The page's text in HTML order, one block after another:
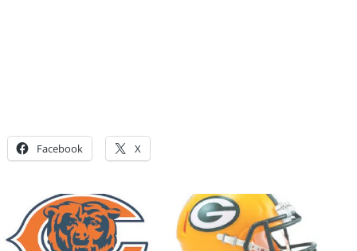
Facebook X